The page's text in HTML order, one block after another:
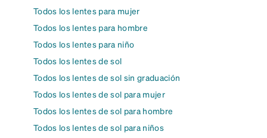
Todos los lentes para mujer
Todos los lentes para hombre
Todos los lentes para niño
Todos los lentes de sol
Todos los lentes de sol sin graduación
Todos los lentes de sol para mujer
Todos los lentes de sol para hombre
Todos los lentes de sol para niños